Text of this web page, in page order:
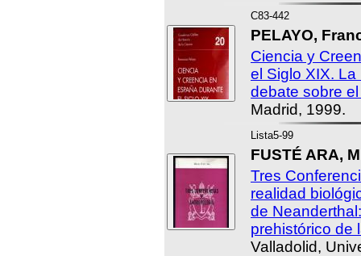
C83-442
PELAYO,
Ciencia y
el Siglo XIX.
debate sobre
Madrid, 1999.
Lista5-99
FUSTÉ ARA,
Tres
realidad
de
prehistórico de
Valladolid,